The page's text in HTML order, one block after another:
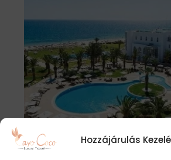
Hozzájárulás